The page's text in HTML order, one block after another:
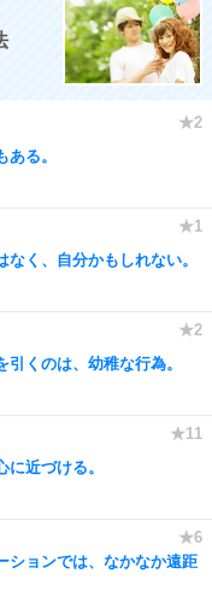
る。
く、自分かもしれない。
くのは、幼稚な行為。
近づける。
ションでは、なかなか遠距